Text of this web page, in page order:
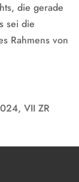
die gerade
sei die
Rahmens von
VII ZR